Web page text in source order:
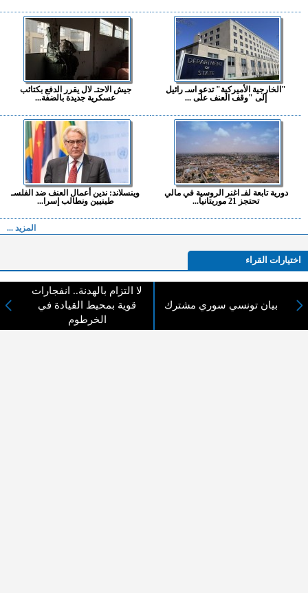
"الخارجية الأميركية" تدعو اسـ رائيل
إلى "وقف العنف على ...
جيش الاحتـ لال يقرر الدفع بكتائب
عسكرية جديدة بالضفة...
دورية تابعة لفـ اغنر الروسية في مالي
تحتجز 21 موريتانيا...
وينسلاند: ندين أعمال العنف ضد الفلسـ
طينيين ونطالب إسرا...
المزيد ...
اختيارات القراء
بيان تونسي سوري مشترك
لا التزام بالهدنة.. انفجارات
قوية بمحيط القيادة في
الخرطوم